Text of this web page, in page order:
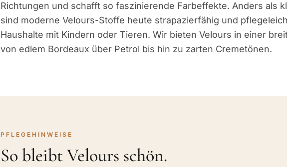
Richtungen und schafft so faszinierende Farbeffekte. Anders als
sind moderne Velours-Stoffe heute strapazierfähig und
Haushalte mit Kindern oder Tieren. Wir bieten Velours in einer
von edlem Bordeaux über Petrol bis hin zu zarten Cremetönen.
PFLEGEHINWEISE
So bleibt Velours schön.